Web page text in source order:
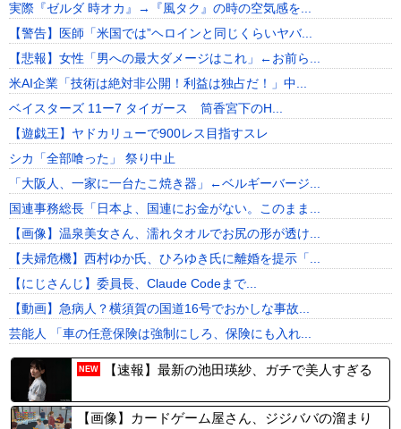
実際『ゼルダ 時オカ』→『風タク』の時の空気感を...
【警告】医師「米国では”ヘロインと同じくらいヤバ...
【悲報】女性「男への最大ダメージはこれ」←お前ら...
米AI企業「技術は絶対非公開！利益は独占だ！」中...
ベイスターズ 11ー7 タイガース 筒香宮下のH...
【遊戯王】ヤドカリューで900レス目指すスレ
シカ「全部喰った」 祭り中止
「大阪人、一家に一台たこ焼き器」←ベルギーバージ...
国連事務総長「日本よ、国連にお金がない。このまま...
【画像】温泉美女さん、濡れタオルでお尻の形が透け...
【夫婦危機】西村ゆか氏、ひろゆき氏に離婚を提示「...
【にじさんじ】委員長、Claude Codeまで...
【動画】急病人？横須賀の国道16号でおかしな事故...
芸能人 「車の任意保険は強制にしろ、保険にも入れ...
NEW 【速報】最新の池田瑛紗、ガチで美人すぎる
【画像】カードゲーム屋さん、ジジババの溜まり